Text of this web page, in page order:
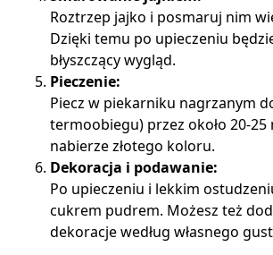
Roztrzep jajko i posmaruj nim
Dzięki temu po upieczeniu
błyszczący wygląd.
Pieczenie:
Piecz w piekarniku nagrzanym
termoobiegu) przez około 20-25
nabierze złotego koloru.
Dekoracja i podawanie:
Po upieczeniu i lekkim
cukrem pudrem. Możesz też
dekoracje według własnego